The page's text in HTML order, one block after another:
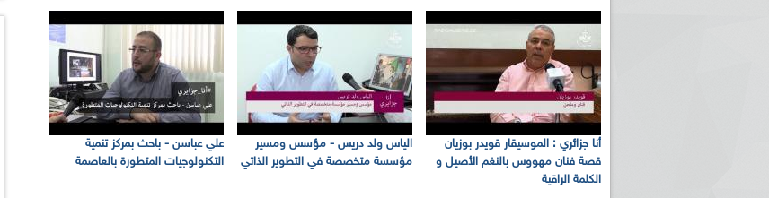
أنا جزائري : الموسيقار قويدر بوزيان
قصة فنان مهووس بالنغم الأصيل و
الكلمة الراقية
الياس ولد دريس - مؤسس ومسير
مؤسسة متخصصة في التطوير الذاتي
علي عباسن - باحث بمركز تنمية
التكنولوجيات المتطورة بالعاصمة